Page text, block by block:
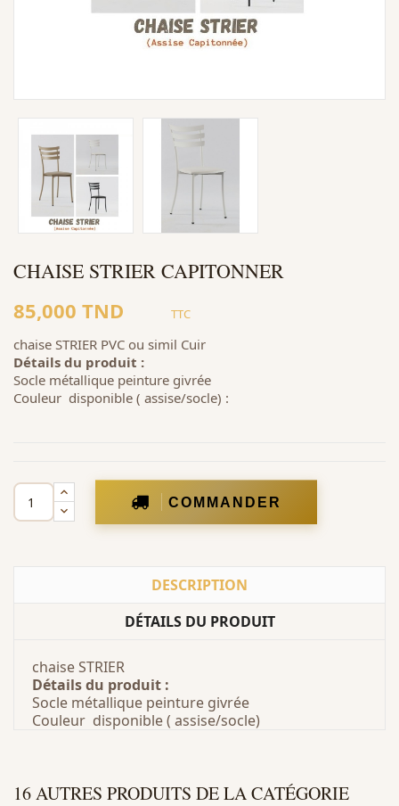
CHAISE STRIER CAPITONNER
85,000 TND TTC
chaise STRIER PVC ou simil Cuir
Détails du produit :
Socle métallique peinture givrée
Couleur disponible ( assise/socle) :
COMMANDER
DESCRIPTION
DÉTAILS DU PRODUIT
chaise STRIER
Détails du produit :
Socle métallique peinture givrée
Couleur disponible ( assise/socle)
16 AUTRES PRODUITS DE LA CATÉGORIE